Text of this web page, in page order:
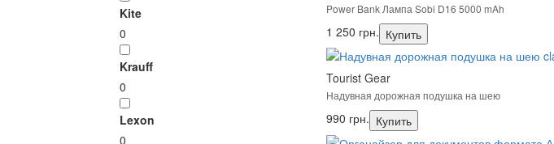
Kite
0
Krauff
0
Lexon
0
Power Bank Лампа Sobi D16 5000 mAh
1 250 грн. Купить
Tourist Gear
Надувная дорожная подушка на шею
990 грн. Купить